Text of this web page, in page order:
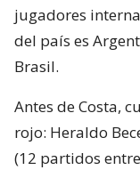
jugadores
del país es
Brasil.
Antes de Costa,
rojo: Heraldo
(12 partidos